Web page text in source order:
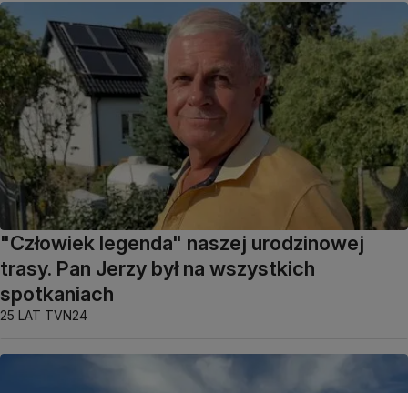
"Człowiek legenda" naszej urodzinowej
trasy. Pan Jerzy był na wszystkich
spotkaniach
25 LAT TVN24